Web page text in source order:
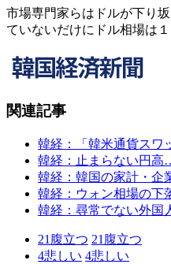
市場専門家らはドルが下り
ていないだけにドル相場は
関連記事
韓経：「韓米通貨スワ
韓経：止まらない円高
韓経：韓国の家計・企
韓経：ウォン相場の下
韓経：尋常でない外国
21 腹立つ 21 腹立つ
4悲しい 4悲しい